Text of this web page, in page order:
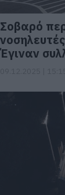
Σοβαρό
Έγιναν